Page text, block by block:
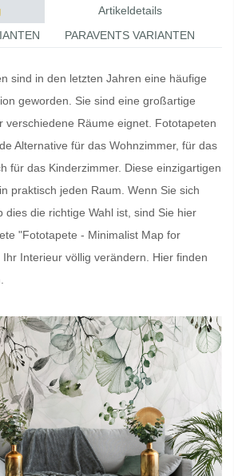
Artikeldetails
PARAVENTS VARIANTEN
sind in den letzten Jahren eine häufige
geworden. Sie sind eine großartige
verschiedene Räume eignet. Fototapeten
Alternative für das Wohnzimmer, für das
für das Kinderzimmer. Diese einzigartigen
praktisch jeden Raum. Wenn Sie sich
dies die richtige Wahl ist, sind Sie hier
"Fototapete - Minimalist Map for
Interieur völlig verändern. Hier finden